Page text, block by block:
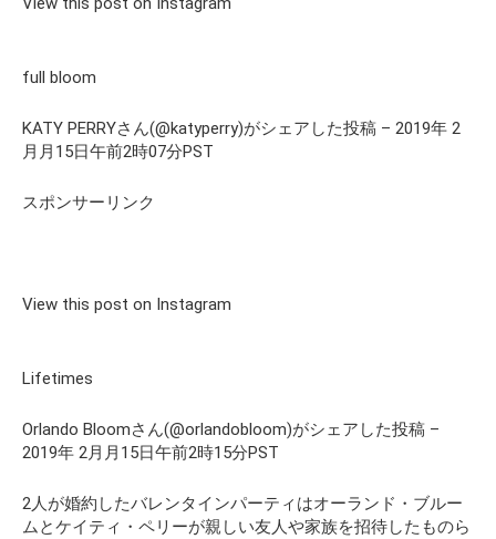
full bloom
KATY PERRYさん(@katyperry)がシェアした投稿 – 2019年 2
月月15日午前2時07分PST
スポンサーリンク
View this post on Instagram
Lifetimes
Orlando Bloomさん(@orlandobloom)がシェアした投稿 –
2019年 2月月15日午前2時15分PST
2人が婚約したバレンタインパーティ はオーランド・ブルー
ムとケイティ・ペリーが親しい友人や家族を招待したものら